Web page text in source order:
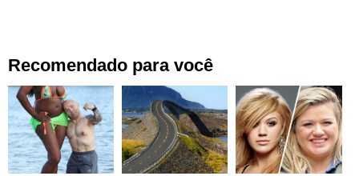
Recomendado para você